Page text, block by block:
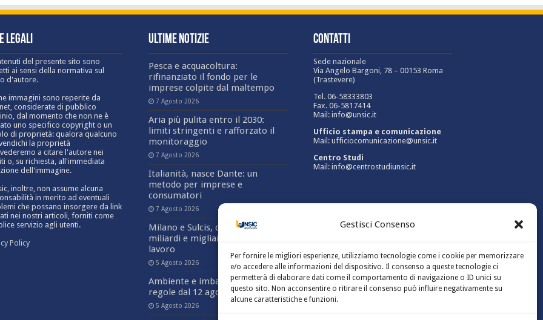
Gestisci Consenso
Per fornire le migliori esperienze, utilizziamo tecnologie come i cookie per memorizzare
e/o accedere alle informazioni del dispositivo. Il consenso a queste tecnologie ci
permetterà di elaborare dati come il comportamento di navigazione o ID unici su
questo sito. Non acconsentire o ritirare il consenso può influire negativamente su
alcune caratteristiche e funzioni.
Legali
del presente sito sono
ai sensi della normativa sul
d'autore.
immagini sono reperite da
considerate di pubblico
dal momento che non ne è
uno specifico copyright o un
di proprietà: qualora qualcuno
la proprietà
a citare l'autore nei
o, su richiesta, all'immediata
dell'immagine.
inoltre, non assume alcuna
in merito ad eventuali
che possano insorgere da link
nei nostri articoli, forniti come
servizio agli utenti.
Policy
Ultime Notizie
Pesca e acquacoltura:
rifinanziato il fondo per le
imprese colpite dal maltempo
7 Agosto 2026
Aria più pulita entro il 2030:
limiti stringenti e rafforzato il
monitoraggio
7 Agosto 2026
Italianità, nasce Dante: un
metodo per imprese e
consumatori
7 Agosto 2026
Milano e Sulcis, data center: 6,8
miliardi e migliaia di posti di
lavoro
5 Agosto 2026
Ambiente e imballaggi: nuove
regole dal 12 agosto
5 Agosto 2026
Contatti
Sede nazionale
Via Angelo Bargoni, 78 – 00153 Roma
(Trastevere)
Tel. 06-58333803
Fax. 06-5817414
Mail: info@unsic.it
Ufficio stampa e comunicazione
Mail: ufficiocomunicazione@unsic.it
Centro Studi
Mail: info@centrostudiunsic.it